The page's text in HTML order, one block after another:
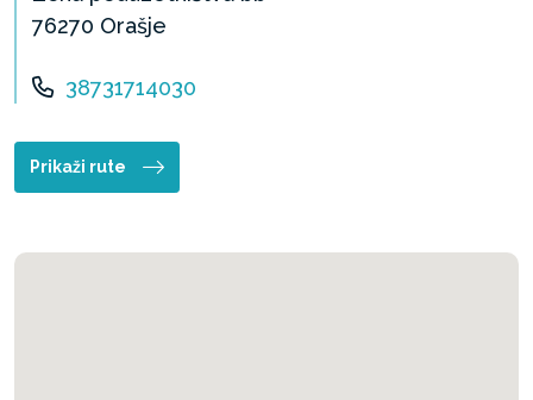
76270 Orašje
38731714030
Prikaži rute